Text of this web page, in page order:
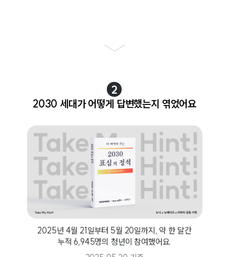
2
2030 세대가 어떻게 답변했는지 엮었어요
2025년 4월 21일부터 5월 20일까지, 약 한 달간
누적 6,945명의 청년이 참여했어요.